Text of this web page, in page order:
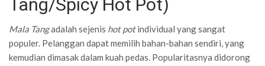
Tang/Spicy Hot Pot)
Mala Tangadalah sejenis hot potindividual yang sangat
populer. Pelanggan dapat memilih bahan-bahan sendiri, yang
kemudian dimasak dalam kuah pedas. Popularitasnya didorong